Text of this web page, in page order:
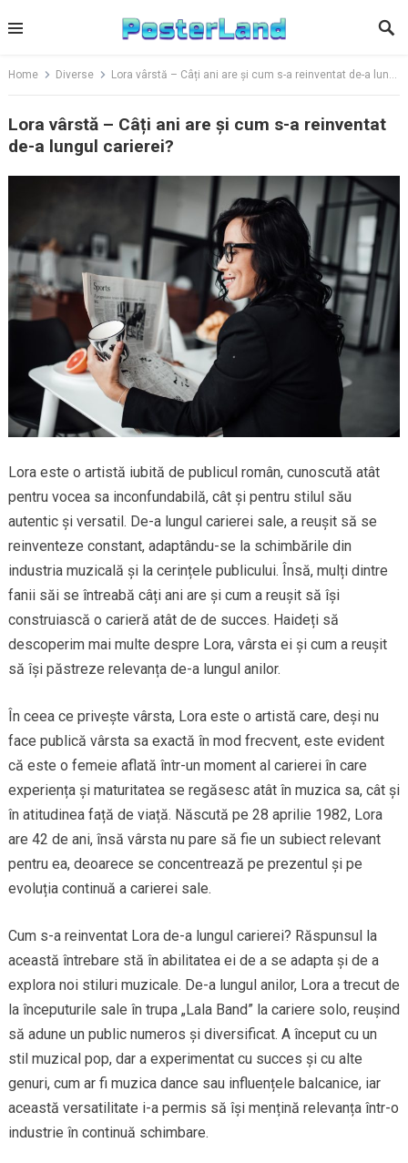
to
Home Diverse Lora vârstă – Câți ani are și cum s-a reinventat de-a lungul carierei?
Lora vârstă – Câți ani are și cum s-a reinventat
de-a lungul carierei?
Lora este o artistă iubită de publicul român, cunoscută atât
pentru vocea sa inconfundabilă, cât și pentru stilul său
autentic și versatil. De-a lungul carierei sale, a reușit să se
reinventeze constant, adaptându-se la schimbările din
industria muzicală și la cerințele publicului. Însă, mulți dintre
fanii săi se întreabă câți ani are și cum a reușit să își
construiască o carieră atât de de succes. Haideți să
descoperim mai multe despre Lora, vârsta ei și cum a reușit
să își păstreze relevanța de-a lungul anilor.
În ceea ce privește vârsta, Lora este o artistă care, deși nu
face publică vârsta sa exactă în mod frecvent, este evident
că este o femeie aflată într-un moment al carierei în care
experiența și maturitatea se regăsesc atât în muzica sa, cât și
în atitudinea față de viață. Născută pe 28 aprilie 1982, Lora
are 42 de ani, însă vârsta nu pare să fie un subiect relevant
pentru ea, deoarece se concentrează pe prezentul și pe
evoluția continuă a carierei sale.
Cum s-a reinventat Lora de-a lungul carierei? Răspunsul la
această întrebare stă în abilitatea ei de a se adapta și de a
explora noi stiluri muzicale. De-a lungul anilor, Lora a trecut de
la începuturile sale în trupa „Lala Band” la cariere solo, reușind
să adune un public numeros și diversificat. A început cu un
stil muzical pop, dar a experimentat cu succes și cu alte
genuri, cum ar fi muzica dance sau influențele balcanice, iar
această versatilitate i-a permis să își mențină relevanța într-o
industrie în continuă schimbare.